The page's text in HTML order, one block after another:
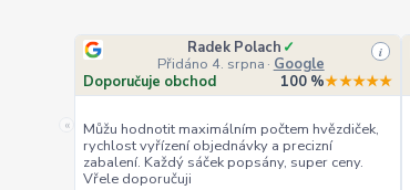
«
Radek Polach ✓
Přidáno 4. srpna · Google
i
Doporučuje obchod 100 %★★★★★
Můžu hodnotit maximálním počtem hvězdiček,
rychlost vyřízení objednávky a precizní
zabalení. Každý sáček popsány, super ceny.
Vřele doporučuji